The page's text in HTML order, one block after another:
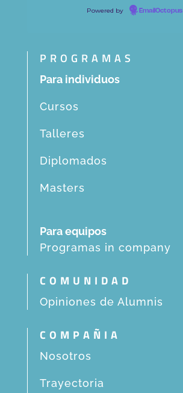
Powered by EmailOctopus
PROGRAMAS
Para individuos
Cursos
Talleres
Diplomados
Masters
Para equipos
Programas in company
COMUNIDAD
Opiniones de Alumnis
COMPAÑIA
Nosotros
Trayectoria